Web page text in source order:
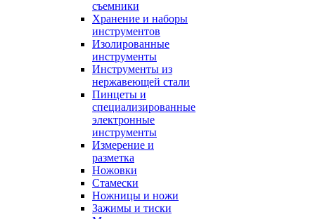
съемники
Хранение и наборы
инструментов
Изолированные
инструменты
Инструменты из
нержавеющей стали
Пинцеты и
специализированные
электронные
инструменты
Измерение и
разметка
Ножовки
Стамески
Ножницы и ножи
Зажимы и тиски